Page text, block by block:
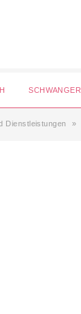
SCHWANGER
Dienstleistungen